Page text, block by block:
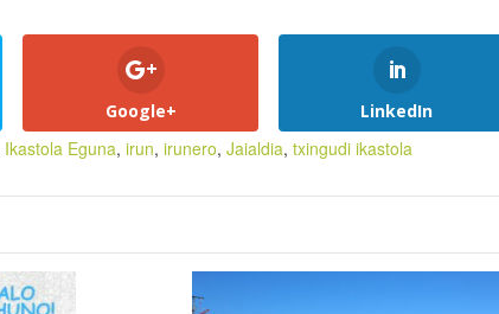
Google+ LinkedIn
Ikastola Eguna, irun, irunero, Jaialdia, txingudi ikastola